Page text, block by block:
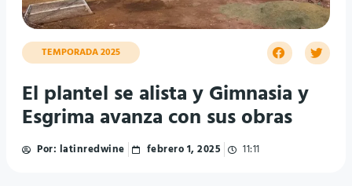
TEMPORADA 2025
El plantel se alista y Gimnasia y
Esgrima avanza con sus obras
Por: latinredwine febrero 1, 2025 11:11